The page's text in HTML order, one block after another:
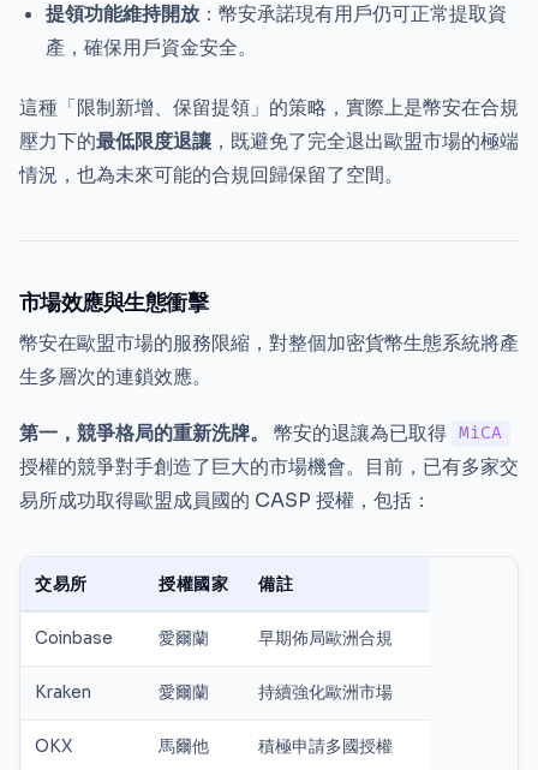
提領功能維持開放：幣安承諾現有用戶仍可正常提取資
產，確保用戶資金安全。
這種「限制新增、保留提領」的策略，實際上是幣安在合規
壓力下的最低限度退讓 ，既避免了完全退出歐盟市場的極端
情況，也為未來可能的合規回歸保留了空間。
市場效應與生態衝擊
幣安在歐盟市場的服務限縮，對整個加密貨幣生態系統將產
生多層次的連鎖效應。
第一，競爭格局的重新洗牌。 幣安的退讓為已取得 MiCA
授權的競爭對手創造了巨大的市場機會。目前，已有多家交
易所成功取得歐盟成員國的 CASP 授權，包括：
交易所 授權國家 備註
Coinbase 愛爾蘭 早期佈局歐洲合規
Kraken 愛爾蘭 持續強化歐洲市場
OKX 馬爾他 積極申請多國授權